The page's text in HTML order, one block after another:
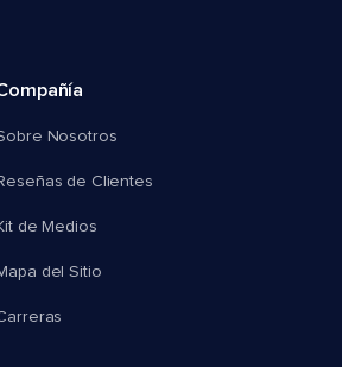
Nosotros
de Clientes
de Medios
del Sitio